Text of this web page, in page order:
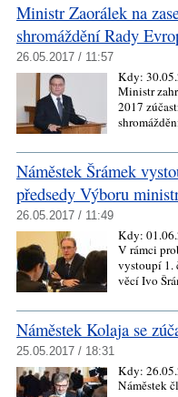
Ministr Zaorálek na
shromáždění Rady
26.05.2017 / 11:57
Kdy:
Ministr
2017
Náměstek Šrámek
předsedy Výboru
26.05.2017 / 11:49
Kdy:
V rámci
vystoupí 1.
věcí Ivo
Náměstek Kolaja se
25.05.2017 / 18:31
Kdy:
Náměstek